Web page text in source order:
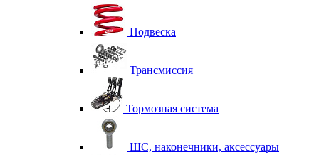
Подвеска
Трансмиссия
Тормозная система
ШС, наконечники, аксессуары